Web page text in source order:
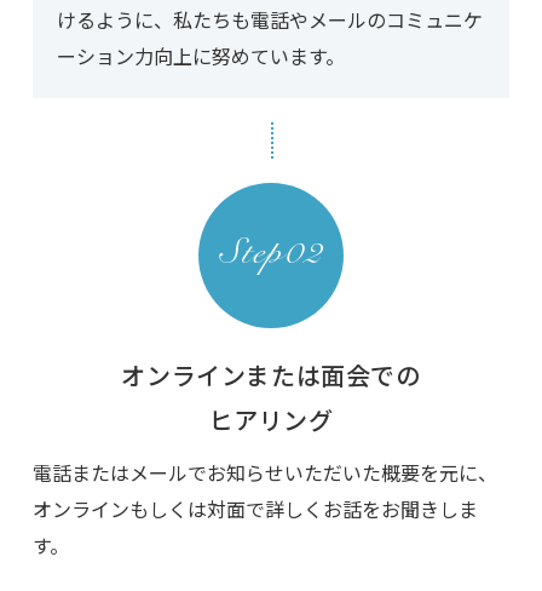
けるように、私たちも電話やメールのコミュニケ
ーション力向上に努めています。
オンラインまたは面会での
ヒアリング
電話またはメールでお知らせいただいた概要を元に、
オンラインもしくは対面で詳しくお話をお聞きしま
す。